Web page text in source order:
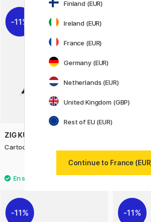
11%
ZIG KURETAKE
Cartoonist Brush Pen No. 24 Stylo-
11% 11%
Finland (EUR)
Ireland (EUR)
France (EUR)
Germany (EUR)
Netherlands (EUR)
United Kingdom (GBP)
Rest of EU (EUR)
Continue to France